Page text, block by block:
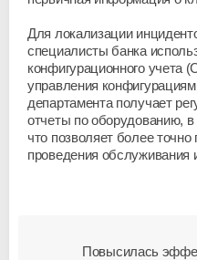
Для локализации
специалисты банка
конфигурационного учета
управления
департамента получает
отчеты по оборудованию,
что позволяет более точно
проведения обслуживания
Повысилась